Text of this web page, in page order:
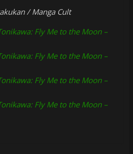
/ Manga Cult
Fly Me to the Moon –
Fly Me to the Moon –
Fly Me to the Moon –
Fly Me to the Moon –